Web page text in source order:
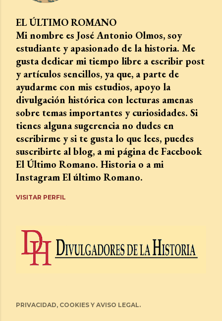
EL ÚLTIMO ROMANO
Mi nombre es José Antonio Olmos, soy
estudiante y apasionado de la historia. Me
gusta dedicar mi tiempo libre a escribir post
y artículos sencillos, ya que, a parte de
ayudarme con mis estudios, apoyo la
divulgación histórica con lecturas amenas
sobre temas importantes y curiosidades. Si
tienes alguna sugerencia no dudes en
escribirme y si te gusta lo que lees, puedes
suscribirte al blog, a mi página de Facebook
El Último Romano. Historia o a mi
Instagram El último Romano.
VISITAR PERFIL
PRIVACIDAD, COOKIES Y AVISO LEGAL.